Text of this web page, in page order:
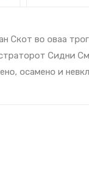
Скот во оваа
Сидни
осамено и